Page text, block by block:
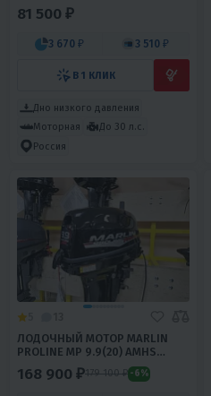
81 500 ₽
3 670 ₽ 3 510 ₽
В 1 КЛИК
Дно низкого давления
Моторная
До 30 л.с.
Россия
ЛОДОЧНЫЙ МОТОР MARLIN
PROLINE MP 9.9(20) AMHS
168 900 ₽179 100 ₽ -6%